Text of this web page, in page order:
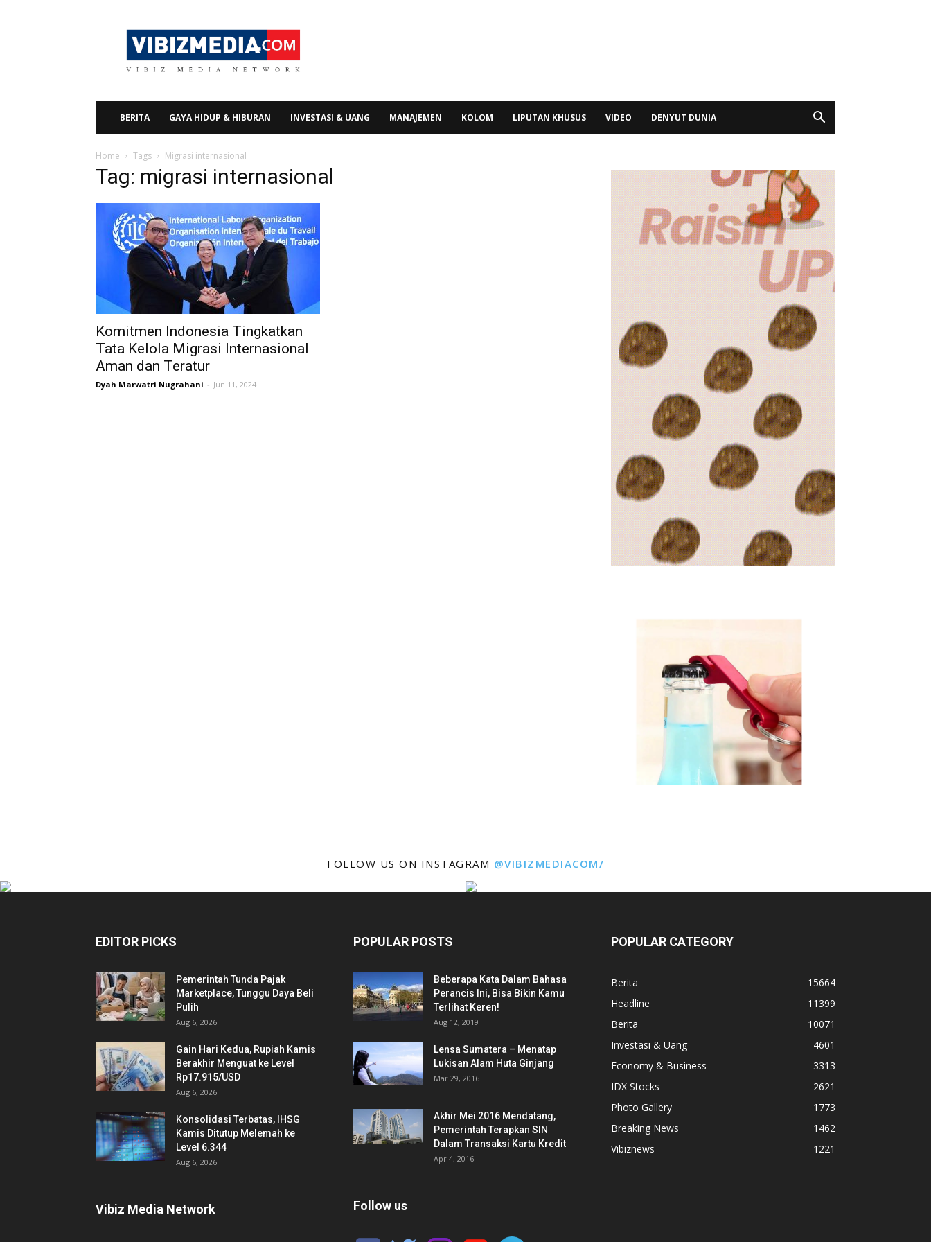
Vibizmedia.com
BERITA GAYA HIDUP & HIBURAN INVESTASI & UANG MANAJEMEN KOLOM LIPUTAN KHUSUS VIDEO DENYUT DUNIA
Home Tags Migrasi internasional
Tag: migrasi internasional
Komitmen Indonesia Tingkatkan
Tata Kelola Migrasi Internasional
Aman dan Teratur
Dyah Marwatri Nugrahani - Jun 11, 2024
FOLLOW US ON INSTAGRAM @VIBIZMEDIACOM/
EDITOR PICKS
Pemerintah Tunda Pajak
Marketplace, Tunggu Daya Beli
Pulih
Aug 6, 2026
Gain Hari Kedua, Rupiah Kamis
Berakhir Menguat ke Level
Rp17.915/USD
Aug 6, 2026
Konsolidasi Terbatas, IHSG
Kamis Ditutup Melemah ke
Level 6.344
Aug 6, 2026
Vibiz Media Network
POPULAR POSTS
Beberapa Kata Dalam Bahasa
Perancis Ini, Bisa Bikin Kamu
Terlihat Keren!
Aug 12, 2019
Lensa Sumatera – Menatap
Lukisan Alam Huta Ginjang
Mar 29, 2016
Akhir Mei 2016 Mendatang,
Pemerintah Terapkan SIN
Dalam Transaksi Kartu Kredit
Apr 4, 2016
Follow us
POPULAR CATEGORY
Berita
15664
Headline
11399
Berita
10071
Investasi & Uang
4601
Economy & Business
3313
IDX Stocks
2621
Photo Gallery
1773
Breaking News
1462
Vibiznews
1221